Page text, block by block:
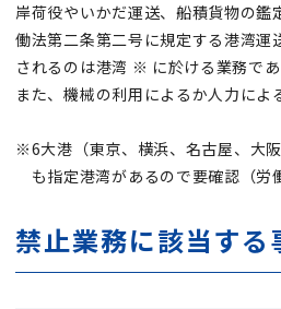
岸荷役やいかだ運送、船積貨物の鑑
働法第二条第二号に規定する港湾運
されるのは港湾 ※ に於ける業務であ
また、機械の利用によるか人力によ
6大港（東京、横浜、名古屋、大
も指定港湾があるので要確認（労
禁止業務に該当する